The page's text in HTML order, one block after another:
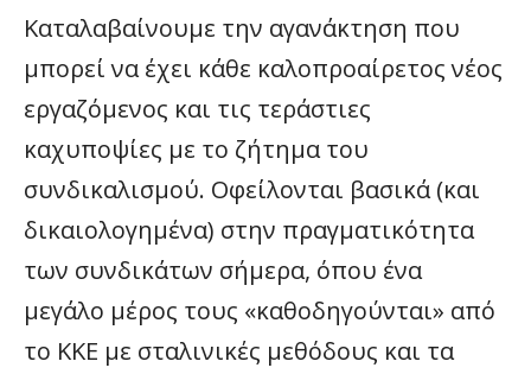
Καταλαβαίνουμε την αγανάκτηση που
μπορεί να έχει κάθε καλοπροαίρετος νέος
εργαζόμενος και τις τεράστιες
καχυποψίες με το ζήτημα του
συνδικαλισμού. Οφείλονται βασικά (και
δικαιολογημένα) στην πραγματικότητα
των συνδικάτων σήμερα, όπου ένα
μεγάλο μέρος τους «καθοδηγούνται» από
το ΚΚΕ με σταλινικές μεθόδους και τα